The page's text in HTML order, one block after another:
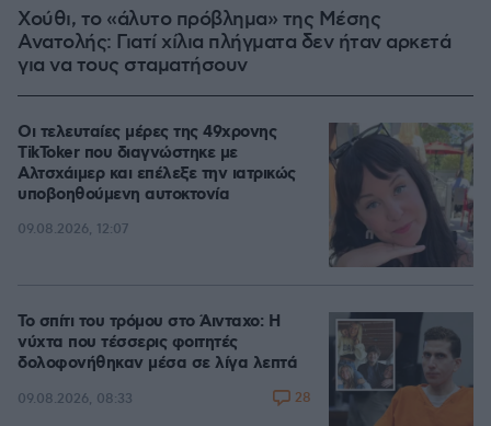
Χούθι, το «άλυτο πρόβλημα» της Μέσης
Ανατολής: Γιατί χίλια πλήγματα δεν ήταν αρκετά
για να τους σταματήσουν
Οι τελευταίες μέρες της 49χρονης
TikToker που διαγνώστηκε με
Αλτσχάιμερ και επέλεξε την ιατρικώς
υποβοηθούμενη αυτοκτονία
09.08.2026, 12:07
Το σπίτι του τρόμου στο Άινταχο: Η
νύχτα που τέσσερις φοιτητές
δολοφονήθηκαν μέσα σε λίγα λεπτά
09.08.2026, 08:33 28